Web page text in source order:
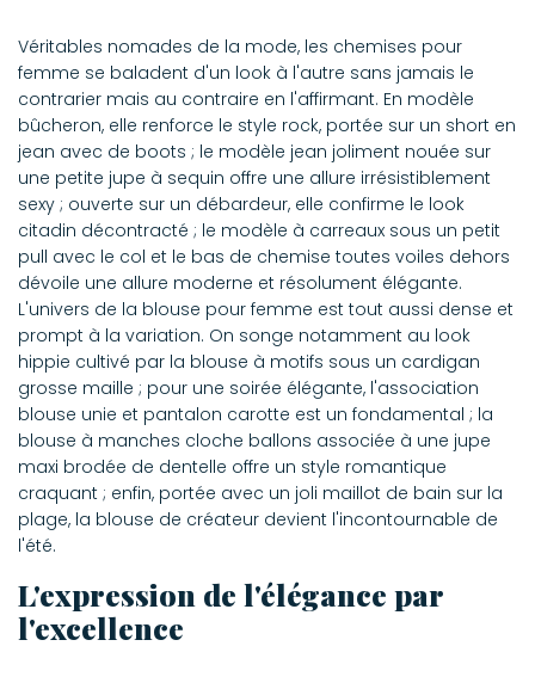
Véritables nomades de la mode, les chemises pour
femme se baladent d'un look à l'autre sans jamais le
contrarier mais au contraire en l'affirmant. En modèle
bûcheron, elle renforce le style rock, portée sur un short en
jean avec de boots ; le modèle jean joliment nouée sur
une petite jupe à sequin offre une allure irrésistiblement
sexy ; ouverte sur un débardeur, elle confirme le look
citadin décontracté ; le modèle à carreaux sous un petit
pull avec le col et le bas de chemise toutes voiles dehors
dévoile une allure moderne et résolument élégante.
L'univers de la blouse pour femme est tout aussi dense et
prompt à la variation. On songe notamment au look
hippie cultivé par la blouse à motifs sous un cardigan
grosse maille ; pour une soirée élégante, l'association
blouse unie et pantalon carotte est un fondamental ; la
blouse à manches cloche ballons associée à une jupe
maxi brodée de dentelle offre un style romantique
craquant ; enfin, portée avec un joli maillot de bain sur la
plage, la blouse de créateur devient l'incontournable de
l'été.
L'expression de l'élégance par
l'excellence